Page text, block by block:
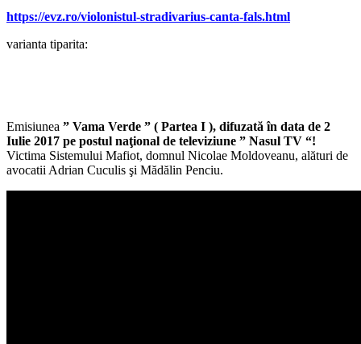
https://evz.ro/violonistul-stradivarius-canta-fals.html
varianta tiparita:
Emisiunea ” Vama Verde ” ( Partea I ), difuzată în data de 2
Iulie 2017 pe postul naţional de televiziune ” Nasul TV “!
Victima Sistemului Mafiot, domnul Nicolae Moldoveanu, alături de
avocatii Adrian Cuculis şi Mădălin Penciu.